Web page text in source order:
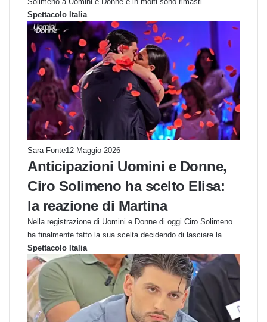
Spettacolo Italia
Sara Fonte12 Maggio 2026
Anticipazioni Uomini e Donne,
Ciro Solimeno ha scelto Elisa:
la reazione di Martina
Nella registrazione di Uomini e Donne di oggi Ciro Solimeno
ha finalmente fatto la sua scelta decidendo di lasciare la…
Spettacolo Italia